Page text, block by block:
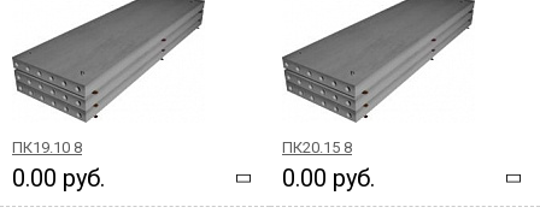
ПК19.10 8
0.00 руб.
ПК20.15 8
0.00 руб.